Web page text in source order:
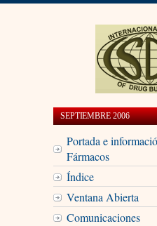
SEPTIEMBRE 2006
Portada e
Fármacos
Índice
Ventana Abierta
Comunicaciones